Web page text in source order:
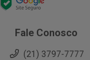
Fale Conosco
(21) 3797-7777